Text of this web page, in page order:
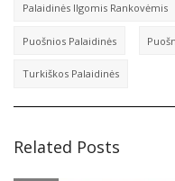
Palaidinės Ilgomis Rankovėmis
Puošnios Palaidinės
Turkiškos Palaidinės
Related Posts